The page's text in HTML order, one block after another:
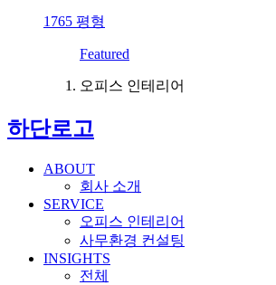
1765 평형
Featured
오피스 인테리어
하단로고
ABOUT
회사 소개
SERVICE
오피스 인테리어
사무환경 컨설팅
INSIGHTS
전체